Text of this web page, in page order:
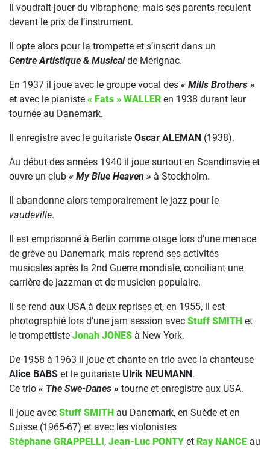
Il voudrait jouer du vibraphone, mais ses parents reculent
devant le prix de l’instrument.
Il opte alors pour la trompette et s’inscrit dans un
Centre Artistique & Musicalde Mérignac.
En 1937 il joue avec le groupe vocal des « Mills Brothers »
et avec le pianiste « Fats » WALLER en 1938 durant leur
tournée au Danemark.
Il enregistre avec le guitariste Oscar ALEMAN (1938).
Au début des années 1940 il joue surtout en Scandinavie et
ouvre un club « My Blue Heaven » à Stockholm.
Il abandonne alors temporairement le jazz pour le
vaudeville.
Il est emprisonné à Berlin comme otage lors d’une menace
de grève au Danemark, mais reprend ses activités
musicales après la 2nd Guerre mondiale, conciliant une
carrière de jazzman et de musicien populaire.
Il se rend aux USA à deux reprises et, en 1955, il est
photographié lors d’une jam session avec Stuff SMITH et
le trompettiste Jonah JONES à New York.
De 1958 à 1963 il joue et chante en trio avec la chanteuse
Alice BABS et le guitariste Ulrik NEUMANN.
Ce trio « The Swe-Danes » tourne et enregistre aux USA.
Il joue avec Stuff SMITH au Danemark, en Suède et en
Suisse (1965-67) et avec les violonistes
Stéphane GRAPPELLI, Jean-Luc PONTY et Ray NANCE au